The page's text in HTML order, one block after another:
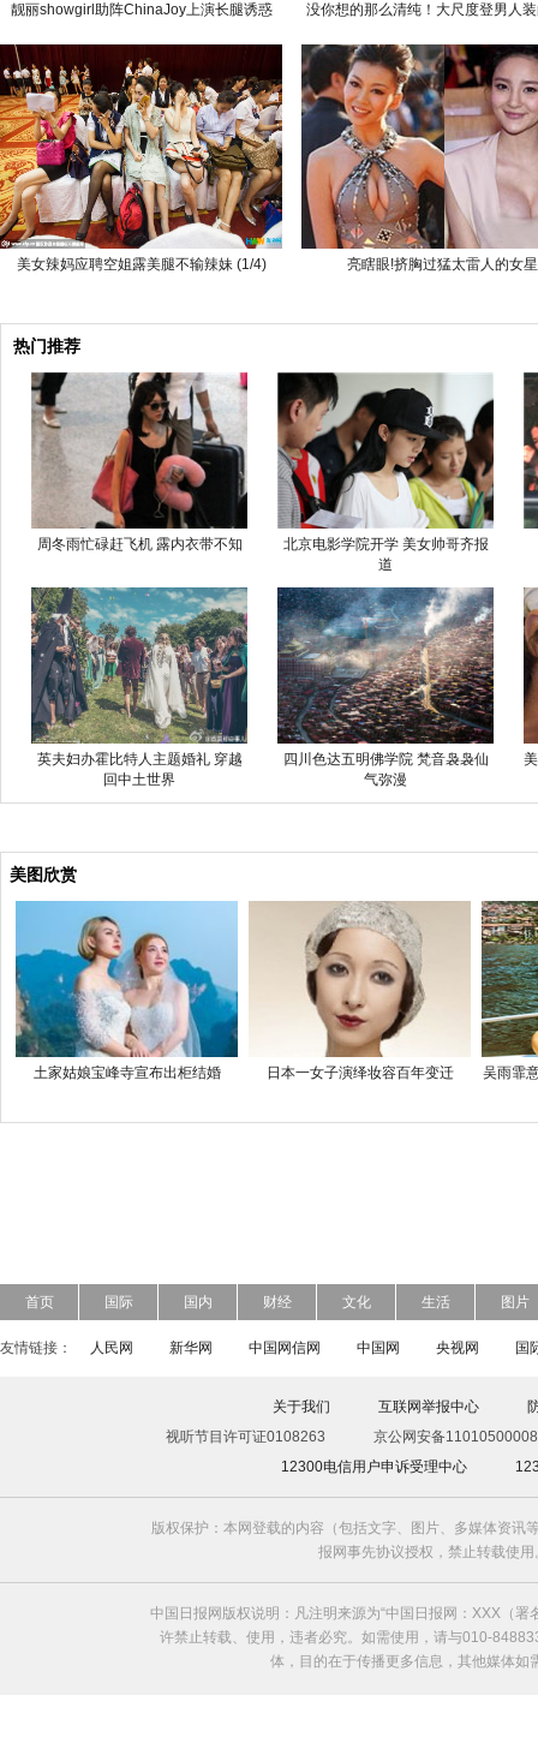
靓丽showgirl助阵ChinaJoy上演长腿诱惑
美女辣妈应聘空姐露美腿不输辣妹 (1/4)
没你想的那么清纯！大尺度登男人
亮瞎眼!挤胸过猛太雷人的女星
热门推荐
周冬雨忙碌赶飞机 露内衣带不知
北京电影学院开学 美女帅哥齐报
道
英夫妇办霍比特人主题婚礼 穿越
回中土世界
四川色达五明佛学院 梵音袅袅仙
气弥漫
美图欣赏
土家姑娘宝峰寺宣布出柜结婚 日本一女子演绎妆容百年变迁 吴雨霏
首页 国际 国内 财经 文化 生活 图片
友情链接： 人民网 新华网 中国网信网 中国网 央视网 国
关于我们 互联网举报中心
视听节目许可证0108263
京公网安备
12300电信用户申诉受理中心
版权保护：本网登载的内容（包括文字、图片、多媒体资
报网事先协议授权，禁止转载使
中国日报网版权说明：凡注明来源为“中国日报网：XXX（
许禁止转载、使用，违者必究。如需使用，请与010-
体，目的在于传播更多信息，其他媒体